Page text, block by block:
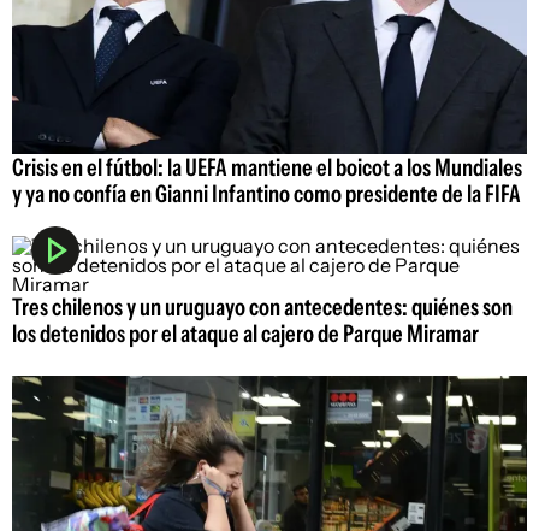
Crisis en el fútbol: la UEFA mantiene el boicot a los Mundiales
y ya no confía en Gianni Infantino como presidente de la FIFA
Tres chilenos y un uruguayo con antecedentes: quiénes son
los detenidos por el ataque al cajero de Parque Miramar